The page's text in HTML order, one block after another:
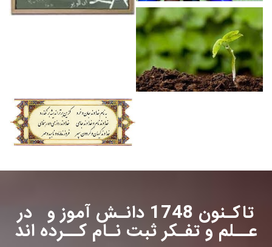
تاکـنون 1748 دانـش آموز و در
عــلم و تفـکر ثبت نـام کــرده اند